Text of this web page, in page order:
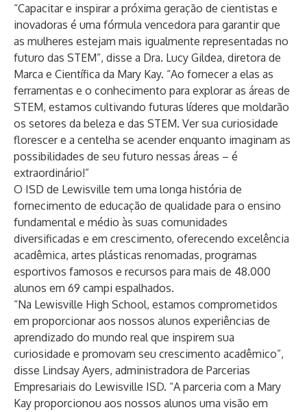
“Capacitar e inspirar a próxima geração de cientistas e
inovadoras é uma fórmula vencedora para garantir que
as mulheres estejam mais igualmente representadas no
futuro das STEM”, disse a Dra. Lucy Gildea, diretora de
Marca e Científica da Mary Kay. “Ao fornecer a elas as
ferramentas e o conhecimento para explorar as áreas de
STEM, estamos cultivando futuras líderes que moldarão
os setores da beleza e das STEM. Ver sua curiosidade
florescer e a centelha se acender enquanto imaginam as
possibilidades de seu futuro nessas áreas – é
extraordinário!”
O ISD de Lewisville tem uma longa história de
fornecimento de educação de qualidade para o ensino
fundamental e médio às suas comunidades
diversificadas e em crescimento, oferecendo excelência
acadêmica, artes plásticas renomadas, programas
esportivos famosos e recursos para mais de 48.000
alunos em 69 campi espalhados.
“Na Lewisville High School, estamos comprometidos
em proporcionar aos nossos alunos experiências de
aprendizado do mundo real que inspirem sua
curiosidade e promovam seu crescimento acadêmico”,
disse Lindsay Ayers, administradora de Parcerias
Empresariais do Lewisville ISD. “A parceria com a Mary
Kay proporcionou aos nossos alunos uma visão em